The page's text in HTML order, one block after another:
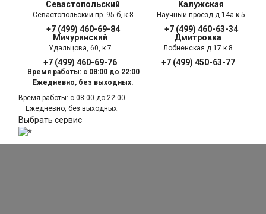
Севастопольский
Севастопольский пр. 95 б, к.8
+7 (499) 460-69-84
Калужская
Научный проезд д.14а к.5
+7 (499) 460-63-34
Мичуринский
Удальцова, 60, к.7
+7 (499) 460-69-76
Дмитровка
Лобненская д.17 к.8
+7 (499) 450-63-77
Время работы: с 08:00 до 22:00
Ежедневно, без выходных.
Время работы: с 08:00 до 22:00
Ежедневно, без выходных.
Выбрать сервис